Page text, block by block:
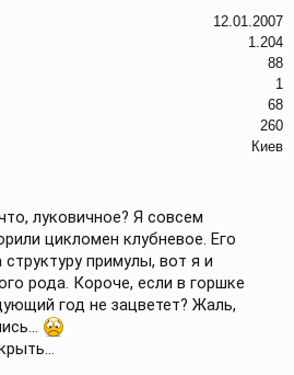
12.01.2007
1.204
88
1
68
260
Киев
луковичное? Я совсем
цикломен клубневое. Его
примулы, вот я и
рода. Короче, если в горшке
год не зацветет? Жаль,